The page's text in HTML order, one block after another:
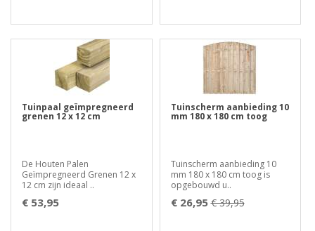
Tuinpaal geïmpregneerd
grenen 12 x 12 cm
De Houten Palen
Geïmpregneerd Grenen 12 x
12 cm zijn ideaal ..
€ 53,95
Tuinscherm aanbieding 10
mm 180 x 180 cm toog
Tuinscherm aanbieding 10
mm 180 x 180 cm toog is
opgebouwd u..
€ 26,95 € 39,95